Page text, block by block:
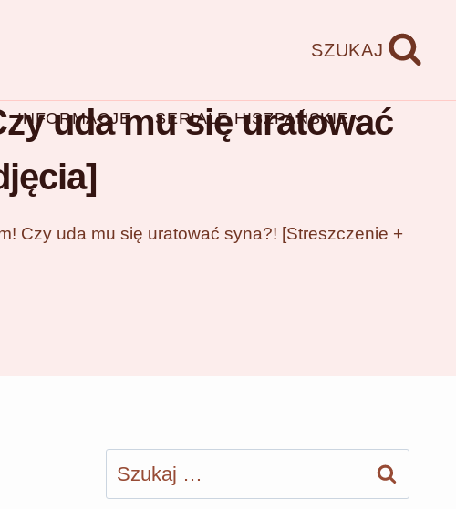
SZUKAJ
INFORMACJE
SERIALE HISZPAŃSKIE
uda mu się uratować
Czy uda mu się uratować syna?! [Streszczenie +
Szukaj: